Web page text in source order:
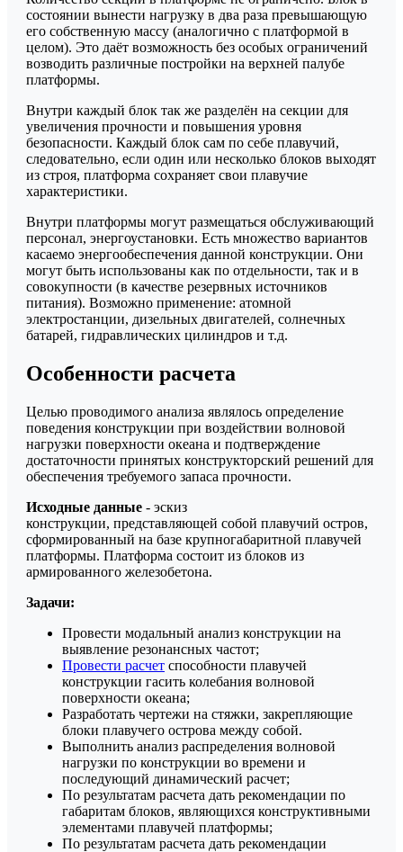
состоянии вынести нагрузку в два раза превышающую
его собственную массу (аналогично с платформой в
целом). Это даёт возможность без особых ограничений
возводить различные постройки на верхней палубе
платформы.
Внутри каждый блок так же разделён на секции для
увеличения прочности и повышения уровня
безопасности. Каждый блок сам по себе плавучий,
следовательно, если один или несколько блоков выходят
из строя, платформа сохраняет свои плавучие
характеристики.
Внутри платформы могут размещаться обслуживающий
персонал, энергоустановки. Есть множество вариантов
касаемо энергообеспечения данной конструкции. Они
могут быть использованы как по отдельности, так и в
совокупности (в качестве резервных источников
питания). Возможно применение: атомной
электростанции, дизельных двигателей, солнечных
батарей, гидравлических цилиндров и т.д.
Особенности расчета
Целью проводимого анализа являлось определение
поведения конструкции при воздействии волновой
нагрузки поверхности океана и подтверждение
достаточности принятых конструкторский решений для
обеспечения требуемого запаса прочности.
Исходные данные - эскиз
конструкции, представляющей собой плавучий остров,
сформированный на базе крупногабаритной плавучей
платформы. Платформа состоит из блоков из
армированного железобетона.
Задачи:
Провести модальный анализ конструкции на
выявление резонансных частот;
Провести расчет способности плавучей
конструкции гасить колебания волновой
поверхности океана;
Разработать чертежи на стяжки, закрепляющие
блоки плавучего острова между собой.
Выполнить анализ распределения волновой
нагрузки по конструкции во времени и
последующий динамический расчет;
По результатам расчета дать рекомендации по
габаритам блоков, являющихся конструктивными
элементами плавучей платформы;
По результатам расчета дать рекомендации